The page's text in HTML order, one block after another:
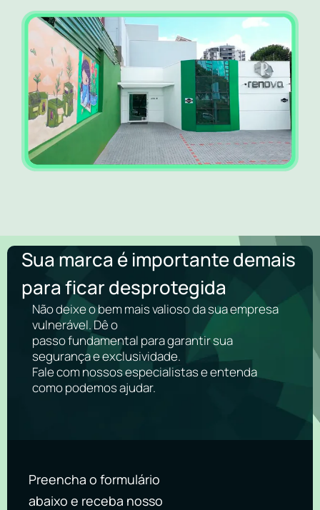
Sua marca é importante demais
para ficar desprotegida
Não deixe o bem mais valioso da sua empresa
vulnerável. Dê o
passo fundamental para garantir sua
segurança e exclusividade.
Fale com nossos especialistas e entenda
como podemos ajudar.
Preencha o formulário
abaixo e receba nosso